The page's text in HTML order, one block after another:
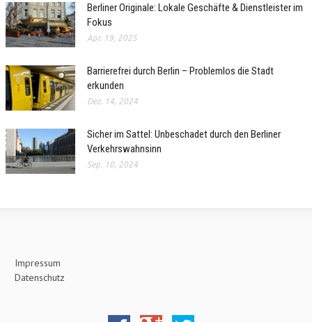
Berliner Originale: Lokale Geschäfte & Dienstleister im
Fokus
Apr. 19, 2025
Barrierefrei durch Berlin – Problemlos die Stadt
erkunden
Dez. 14, 2024
Sicher im Sattel: Unbeschadet durch den Berliner
Verkehrswahnsinn
Sep. 10, 2024
Impressum
Datenschutz